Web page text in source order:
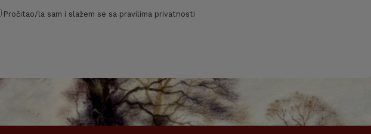
Pročitao/la sam i slažem se sa pravilima privatnosti